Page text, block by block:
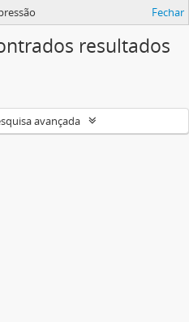
Fechar
resultados
avançada